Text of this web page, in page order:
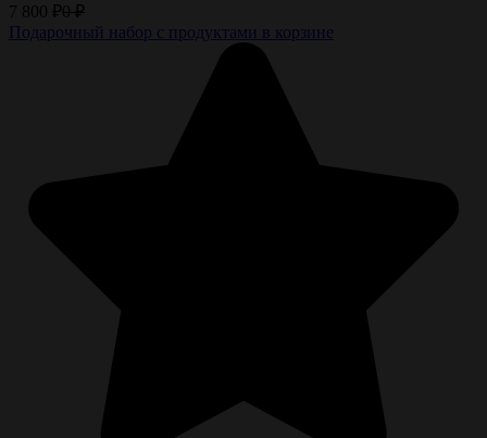
7 800 ₽0 ₽
Подарочный набор с продуктами в корзине